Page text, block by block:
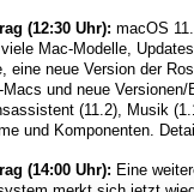
(12:30 Uhr): macOS
Mac-Modelle,
eine neue Version der
Macs und neue
(11.2), Musik
und Komponenten.
(14:00 Uhr): Eine